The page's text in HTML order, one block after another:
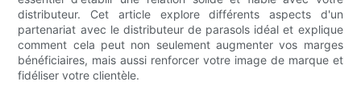
distributeur. Cet article explore différents aspects d'un
partenariat avec le distributeur de parasols idéal et explique
comment cela peut non seulement augmenter vos marges
bénéficiaires, mais aussi renforcer votre image de marque et
fidéliser votre clientèle.